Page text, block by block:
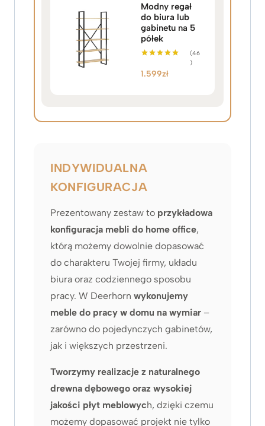
Modny regał
do biura lub
gabinetu na 5
półek
5.00
(46
)
1.599zł
INDYWIDUALNA
KONFIGURACJA
Prezentowany zestaw to przykładowa
konfiguracja mebli do home office,
którą możemy dowolnie dopasować
do charakteru Twojej firmy, układu
biura oraz codziennego sposobu
pracy. W Deerhorn wykonujemy
meble do pracy w domu na wymiar –
zarówno do pojedynczych gabinetów,
jak i większych przestrzeni.
Tworzymy realizacje z naturalnego
drewna dębowego oraz wysokiej
jakości płyt meblowych, dzięki czemu
możemy dopasować projekt nie tylko